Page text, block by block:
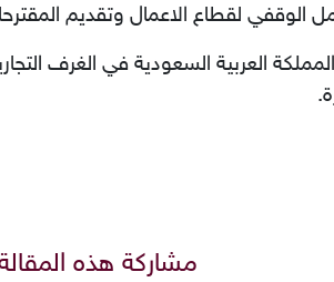
الوقفي لقطاع الاعمال وتقديم
العربية السعودية في الغرف
مشاركة هذه